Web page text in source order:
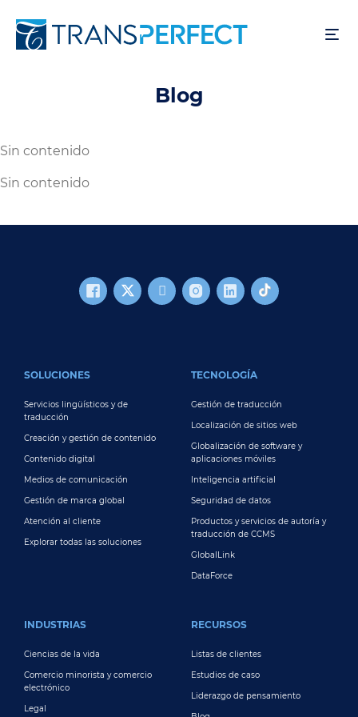
to
Blog
Sin contenido
Sin contenido
SOLUCIONES
Servicios lingüísticos y de
traducción
Creación y gestión de contenido
Contenido digital
Medios de comunicación
Gestión de marca global
Atención al cliente
Explorar todas las soluciones
TECNOLOGÍA
Gestión de traducción
Localización de sitios web
Globalización de software y
aplicaciones móviles
Inteligencia artificial
Seguridad de datos
Productos y servicios de autoría y
traducción de CCMS
GlobalLink
DataForce
INDUSTRIAS
Ciencias de la vida
Comercio minorista y comercio
electrónico
Legal
RECURSOS
Listas de clientes
Estudios de caso
Liderazgo de pensamiento